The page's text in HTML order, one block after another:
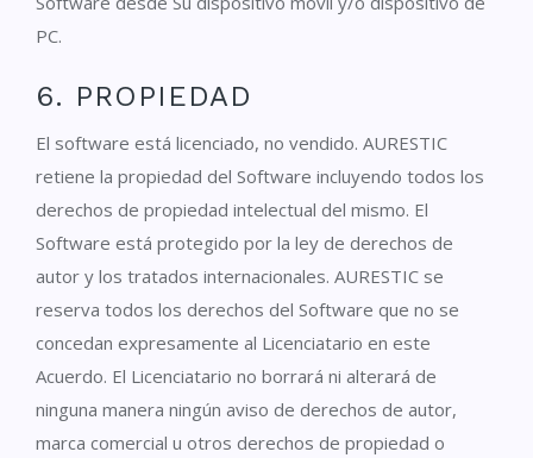
PC.
6. PROPIEDAD
El software está licenciado, no vendido. AURESTIC
retiene la propiedad del Software incluyendo todos los
derechos de propiedad intelectual del mismo. El
Software está protegido por la ley de derechos de
autor y los tratados internacionales. AURESTIC se
reserva todos los derechos del Software que no se
concedan expresamente al Licenciatario en este
Acuerdo. El Licenciatario no borrará ni alterará de
ninguna manera ningún aviso de derechos de autor,
marca comercial u otros derechos de propiedad o